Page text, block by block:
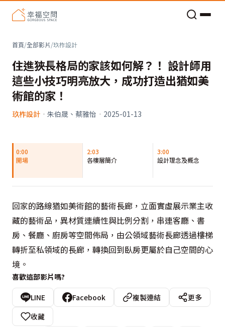
首頁/全部影片/玖柞設計
住進狹長格局的家該如何解？！ 設計師用
這些小技巧明亮放大，成功打造出猶如美
術館的家！
玖柞設計 · 朱伯晟、蔡雅怡 · 2025-01-13
0:00
開場
2:03
各樓層簡介
3:00
設計理念及概念
回家的路線猶如美術館的藝術長廊，立面實虛展示業主收
藏的藝術品，異材質連續性與比例分割，串連客廳、書
房、餐廳、廚房等空間佈局，由公領域藝術長廊透過樓梯
轉折至私領域的長廊，轉換回到臥房更屬於自己空間的心
境。
喜歡這部影片嗎?
LINE Facebook 複製連結
更多
收藏